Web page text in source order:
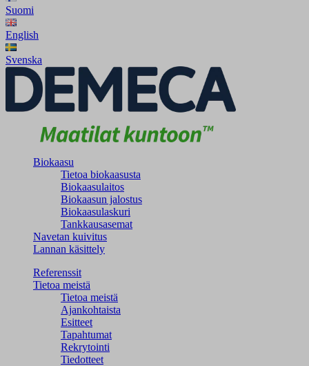
Suomi
English
Svenska
Biokaasu
Tietoa biokaasusta
Biokaasulaitos
Biokaasun jalostus
Biokaasulaskuri
Tankkausasemat
Navetan kuivitus
Lannan käsittely
Referenssit
Tietoa meistä
Tietoa meistä
Ajankohtaista
Esitteet
Tapahtumat
Rekrytointi
Tiedotteet